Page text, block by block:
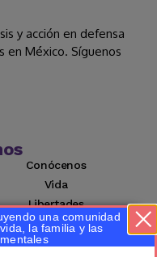
y acción en defensa
en México. Síguenos
Conócenos
Vida
Libertades
Mi cuenta
Contacto
una comunidad
la familia y las